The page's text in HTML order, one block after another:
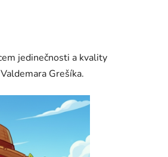
jedinečnosti a kvality
Grešíka.